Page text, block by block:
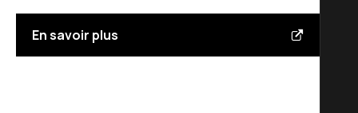
En savoir plus